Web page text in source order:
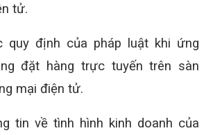
tử.
quy định của pháp luật khi ứng
đặt hàng trực tuyến trên sàn
mại điện tử.
tin về tình hình kinh doanh của